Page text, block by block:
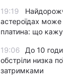
19:19
астероїдах може
платина: що
19:06
До 10
обстріли низка
затримками